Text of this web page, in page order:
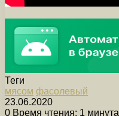
Теги
мясом фасолевый
23.06.2020
0 Время чтения: 1 минута